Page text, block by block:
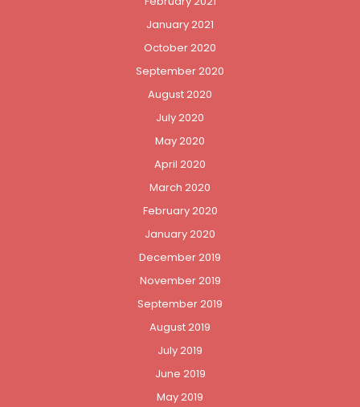
January 2021
October 2020
September 2020
August 2020
July 2020
May 2020
April 2020
March 2020
February 2020
January 2020
December 2019
November 2019
September 2019
August 2019
July 2019
June 2019
May 2019